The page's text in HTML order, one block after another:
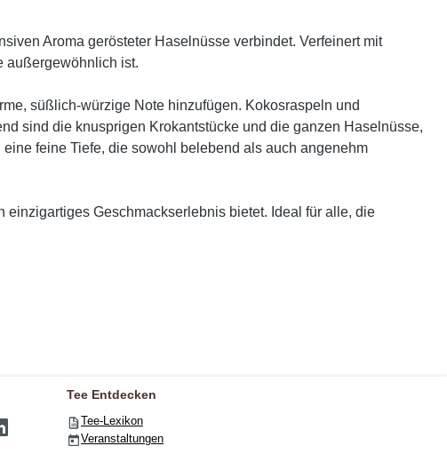
Aroma gerösteter Haselnüsse verbindet. Verfeinert mit
außergewöhnlich ist.
süßlich-würzige Note hinzufügen. Kokosraspeln und
sind die knusprigen Krokantstücke und die ganzen Haselnüsse,
feine Tiefe, die sowohl belebend als auch angenehm
Geschmackserlebnis bietet. Ideal für alle, die
Tee Entdecken
Tee-Lexikon
Veranstaltungen